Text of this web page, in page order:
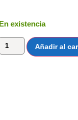
En existencia
Añadir al